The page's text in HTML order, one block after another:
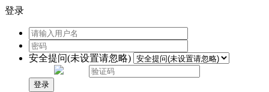
登录
安全提问(未设置请忽略)
登录